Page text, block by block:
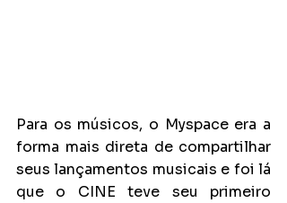
Para os músicos, o Myspace era a
forma mais direta de compartilhar
seus lançamentos musicais e foi lá
que o CINE teve seu primeiro